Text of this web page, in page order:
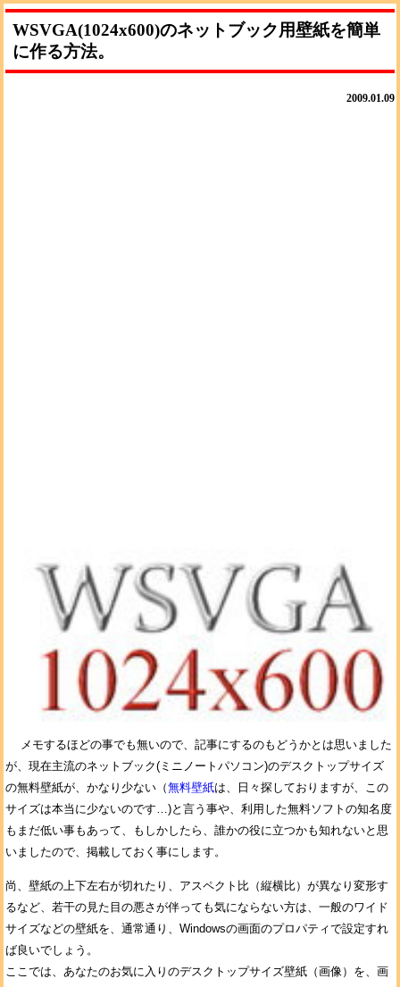
WSVGA(1024x600)のネットブック用壁紙を簡単
に作る方法。
2009.01.09
メモするほどの事でも無いので、記事にするのもどうかとは思いました
が、現在主流のネットブック(ミニノートパソコン)のデスクトップサイズ
の無料壁紙が、かなり少ない（無料壁紙は、日々探しておりますが、この
サイズは本当に少ないのです…)と言う事や、利用した無料ソフトの知名度
もまだ低い事もあって、もしかしたら、誰かの役に立つかも知れないと思
いましたので、掲載しておく事にします。
尚、壁紙の上下左右が切れたり、アスペクト比（縦横比）が異なり変形す
るなど、若干の見た目の悪さが伴っても気にならない方は、一般のワイド
サイズなどの壁紙を、通常通り、Windowsの画面のプロパティで設定すれ
ば良いでしょう。
ここでは、あなたのお気に入りのデスクトップサイズ壁紙（画像）を、画